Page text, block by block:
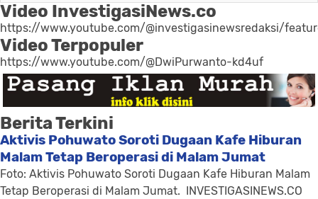
Video InvestigasiNews.co
https://www.youtube.com/@investigasinewsredaksi/
Video Terpopuler
https://www.youtube.com/@DwiPurwanto-kd4uf
Berita Terkini
Aktivis Pohuwato Soroti Dugaan Kafe Hiburan
Malam Tetap Beroperasi di Malam Jumat
Foto: Aktivis Pohuwato Soroti Dugaan Kafe Hiburan Malam
Tetap Beroperasi di Malam Jumat. INVESTIGASINEWS.CO